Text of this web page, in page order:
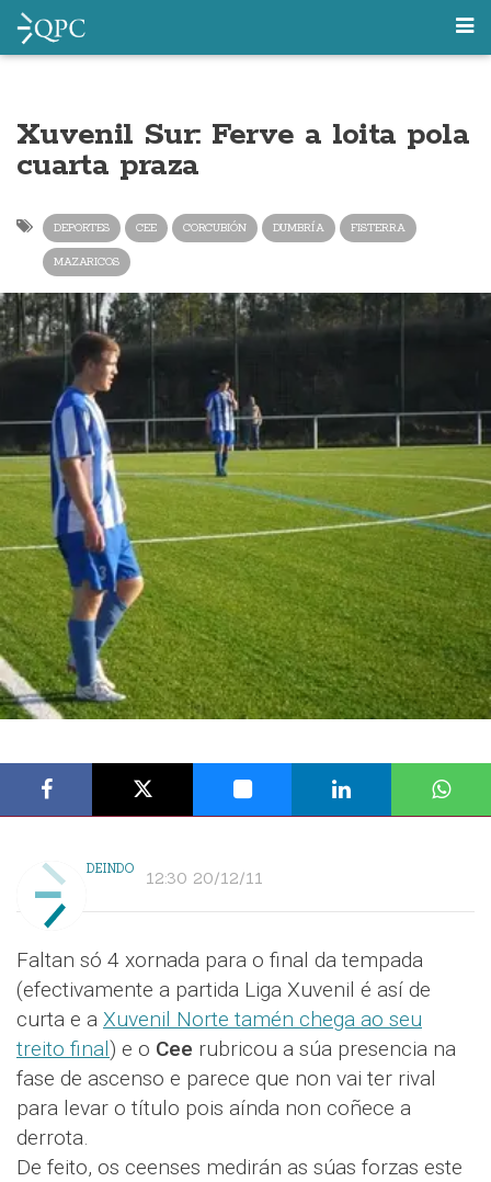
Xuvenil Sur: Ferve a loita pola
cuarta praza
DEPORTES CEE CORCUBIÓN DUMBRÍA FISTERRA
MAZARICOS
DEINDO 12:30 20/12/11
Faltan só 4 xornada para o final da tempada
(efectivamente a partida Liga Xuvenil é así de
curta e a Xuvenil Norte tamén chega ao seu
treito final) e o Cee rubricou a súa presencia na
fase de ascenso e parece que non vai ter rival
para levar o título pois aínda non coñece a
derrota.
De feito, os ceenses medirán as súas forzas este